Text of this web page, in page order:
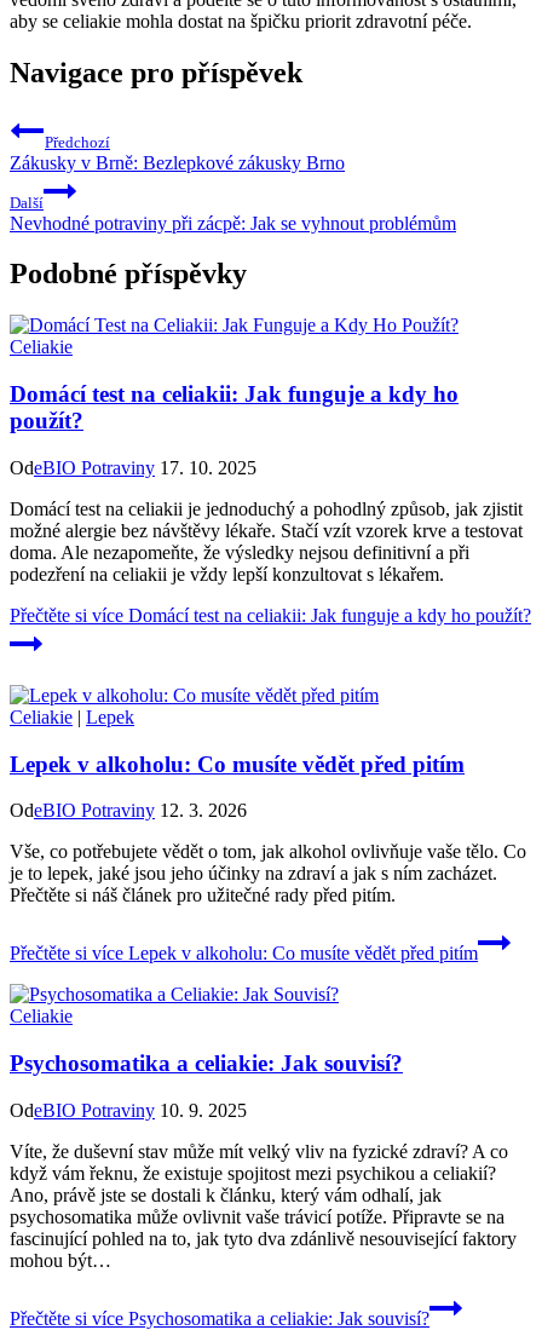
aby se celiakie mohla dostat na špičku priorit zdravotní péče.
Navigace pro příspěvek
Předchozí
Zákusky v Brně: Bezlepkové zákusky Brno
Další
Nevhodné potraviny při zácpě: Jak se vyhnout problémům
Podobné příspěvky
Celiakie
Domácí test na celiakii: Jak funguje a kdy ho
použít?
OdeBIO Potraviny 17. 10. 2025
Domácí test na celiakii je jednoduchý a pohodlný způsob, jak zjistit
možné alergie bez návštěvy lékaře. Stačí vzít vzorek krve a testovat
doma. Ale nezapomeňte, že výsledky nejsou definitivní a při
podezření na celiakii je vždy lepší konzultovat s lékařem.
Přečtěte si více Domácí test na celiakii: Jak funguje a kdy ho použít?
Celiakie | Lepek
Lepek v alkoholu: Co musíte vědět před pitím
OdeBIO Potraviny 12. 3. 2026
Vše, co potřebujete vědět o tom, jak alkohol ovlivňuje vaše tělo. Co
je to lepek, jaké jsou jeho účinky na zdraví a jak s ním zacházet.
Přečtěte si náš článek pro užitečné rady před pitím.
Přečtěte si více Lepek v alkoholu: Co musíte vědět před pitím
Celiakie
Psychosomatika a celiakie: Jak souvisí?
OdeBIO Potraviny 10. 9. 2025
Víte, že duševní⁣ stav ​může mít ‌velký vliv‌ na fyzické zdraví?⁣ A co
⁣když ⁢vám řeknu, ‌že​ existuje spojitost ⁤mezi psychikou a celiakií?
Ano, právě jste se dostali k‍ článku, který vám odhalí, jak⁢
psychosomatika může ovlivnit ⁤vaše trávicí potíže. Připravte⁤ se⁢ na
fascinující pohled na to, jak tyto dva⁣ zdánlivě nesouvisející faktory
⁤mohou být…
Přečtěte si více Psychosomatika a celiakie: Jak souvisí?